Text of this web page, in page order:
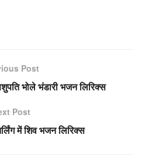
Post
भोले भंडारी भजन लिरिक्स
Post
में शिव भजन लिरिक्स